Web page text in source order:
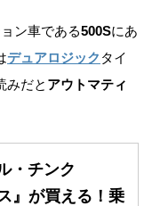
ン車である500Sにあ
デュアロジック タイ
みだと アウトマティ
・チンク
』が買える！乗